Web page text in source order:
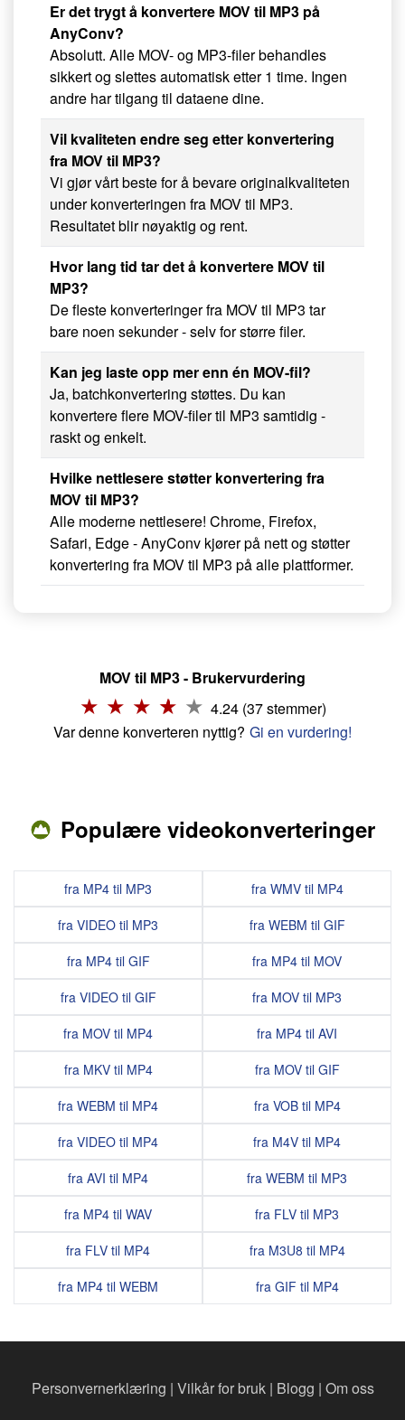
Er det trygt å konvertere MOV til MP3 på
AnyConv?
Absolutt. Alle MOV- og MP3-filer behandles
sikkert og slettes automatisk etter 1 time. Ingen
andre har tilgang til dataene dine.
Vil kvaliteten endre seg etter konvertering
fra MOV til MP3?
Vi gjør vårt beste for å bevare originalkvaliteten
under konverteringen fra MOV til MP3.
Resultatet blir nøyaktig og rent.
Hvor lang tid tar det å konvertere MOV til
MP3?
De fleste konverteringer fra MOV til MP3 tar
bare noen sekunder - selv for større filer.
Kan jeg laste opp mer enn én MOV-fil?
Ja, batchkonvertering støttes. Du kan
konvertere flere MOV-filer til MP3 samtidig -
raskt og enkelt.
Hvilke nettlesere støtter konvertering fra
MOV til MP3?
Alle moderne nettlesere! Chrome, Firefox,
Safari, Edge - AnyConv kjører på nett og støtter
konvertering fra MOV til MP3 på alle plattformer.
MOV til MP3 - Brukervurdering
4.24 (37 stemmer)
Var denne konverteren nyttig? Gi en vurdering!
Populære videokonverteringer
fra MP4 til MP3
fra VIDEO til MP3
fra MP4 til GIF
fra VIDEO til GIF
fra MOV til MP4
fra MKV til MP4
fra WEBM til MP4
fra VIDEO til MP4
fra AVI til MP4
fra MP4 til WAV
fra FLV til MP4
fra MP4 til WEBM
fra WMV til MP4
fra WEBM til GIF
fra MP4 til MOV
fra MOV til MP3
fra MP4 til AVI
fra MOV til GIF
fra VOB til MP4
fra M4V til MP4
fra WEBM til MP3
fra FLV til MP3
fra M3U8 til MP4
fra GIF til MP4
Personvernerklæring | Vilkår for bruk| Blogg | Om oss